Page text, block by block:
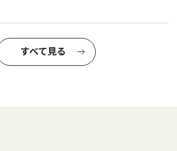
すべて見る